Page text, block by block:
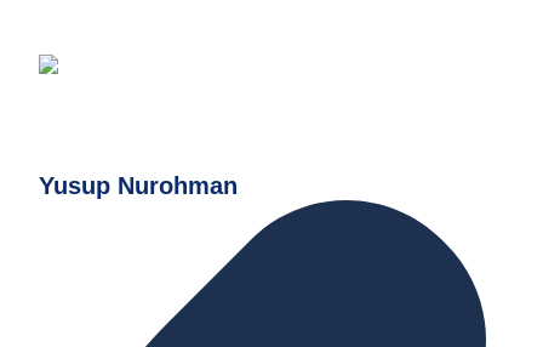
Yusup Nurohman